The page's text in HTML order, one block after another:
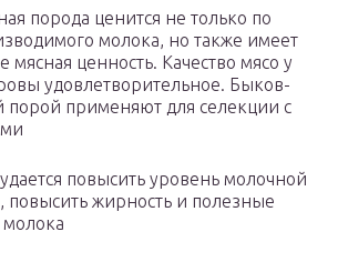
порода ценится не только по
молока, но также имеет
мясная ценность. Качество мясо у
удовлетворительное. Быков-
порой применяют для селекции с
повысить уровень молочной
повысить жирность и полезные
молока